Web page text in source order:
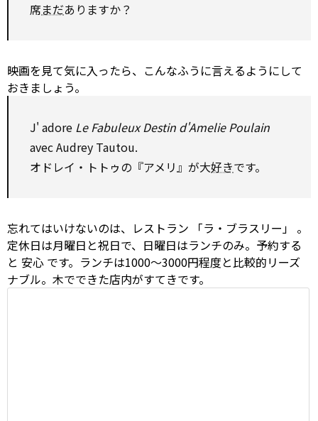
席まだありますか？
映画を見て気に入ったら、こんなふうに言えるようにして
おきましょう。
J' adore Le Fabuleux Destin d'Amelie Poulain
avec Audrey Tautou.
オドレイ・トトゥの『アメリ』が大好きです。
忘れてはいけないのは、レストラン 「ラ・ブラスリー」
。
定休日は月曜日と祝日で、日曜日はランチのみ。予約する
と 安心 です。ランチは1000～3000円程度と比較的リーズ
ナブル。木でできた店内がすてきです。